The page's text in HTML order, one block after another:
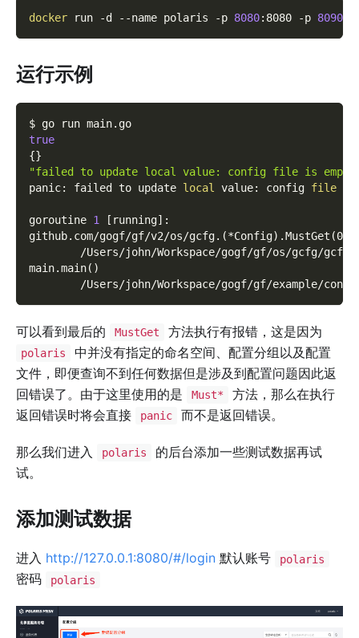
docker run -d --name polaris -p 8080:8080 -p 8090
运行示例
$ go run main.go
true
{}
"failed to update local value: config file is
panic: failed to update local value: config file
goroutine 1 [ running] :
github.com/gogf/gf/v2/os/gcfg. (*Config) .MustGet (
/Users/john/Workspace/gogf/gf/os/gcfg/
main.main( )
/Users/john/Workspace/gogf/gf/example/
可以看到最后的 MustGet 方法执行有报错，这是因为
polaris
中并没有指定的命名空间、配置分组以及配置
文件，即便查询不到任何数据但是涉及到配置问题因此返
回错误了。由于这里使用的是
Must*
方法，那么在执行
返回错误时将会直接
panic 而不是返回错误。
那么我们进入 polaris
的后台添加一些测试数据再试
试。
添加测试数据
进入 http://127.0.0.1:8080/#/login 默认账号 polaris
密码 polaris